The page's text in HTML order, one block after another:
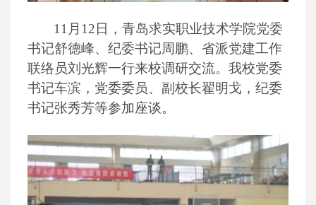
11月12日，青岛求实职业技术学院党委
书记舒德峰、纪委书记周鹏、省派党建工作
联络员刘光辉一行来校调研交流。我校党委
书记车滨，党委委员、副校长翟明戈，纪委
书记张秀芳等参加座谈。